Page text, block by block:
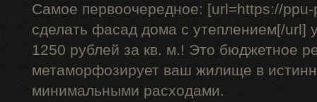
Самое первоочередное: [url=https://ppu-
сделать фасад дома с утеплением[/url]
1250 рублей за кв. м.! Это бюджетное
метаморфозирует ваш жилище в
минимальными расходами.